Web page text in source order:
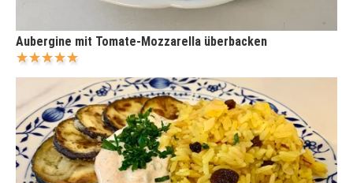
Aubergine mit Tomate-Mozzarella überbacken